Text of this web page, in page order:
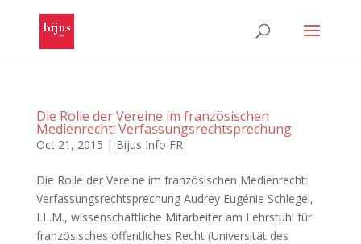
Die Rolle der Vereine im französischen
Medienrecht: Verfassungsrechtsprechung
Oct 21, 2015 | Bijus Info FR
Die Rolle der Vereine im französischen Medienrecht:
Verfassungsrechtsprechung Audrey Eugénie Schlegel,
LL.M., wissenschaftliche Mitarbeiter am Lehrstuhl für
französisches öffentliches Recht (Universität des